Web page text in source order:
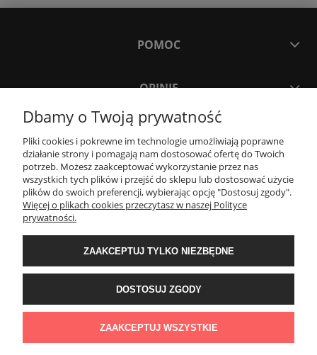
POMOC
OPINIE
PŁATNOŚCI I DOSTAWA
Sklep z zegarkami Cykadia | Godlewo-Mierniki 11, 07-322 Nur | NIP:
720 808 878
Dbamy o Twoją prywatność
Pliki cookies i pokrewne im technologie umożliwiają poprawne
działanie strony i pomagają nam dostosować ofertę do Twoich
potrzeb. Możesz zaakceptować wykorzystanie przez nas
wszystkich tych plików i przejść do sklepu lub dostosować użycie
plików do swoich preferencji, wybierając opcję "Dostosuj zgody".
Więcej o plikach cookies przeczytasz w naszej Polityce
prywatności.
ZAAKCEPTUJ TYLKO NIEZBĘDNE
DOSTOSUJ ZGODY
ZAAKCEPTUJ WSZYSTKIE